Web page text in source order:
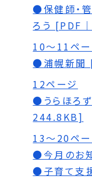
●保健師・
ろう [PDF
10～11ペー
●浦幌新聞
12ページ
●うらほろず
244.8KB]
13～20ペー
●今月のお
●子育て支